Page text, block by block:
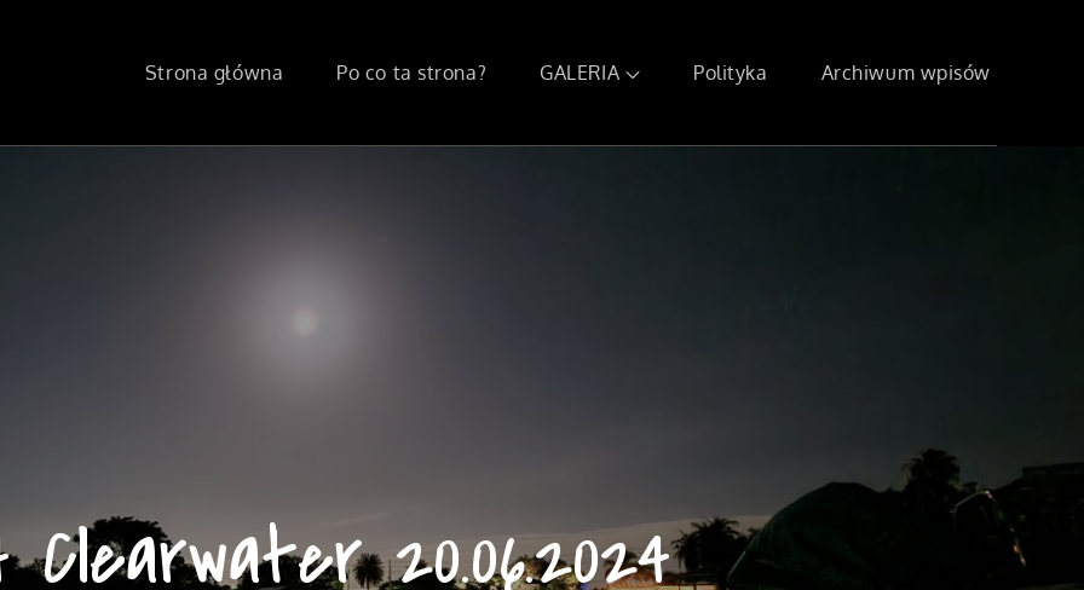
Strona główna Po co ta strona? GALERIA Polityka Archiwum wpisów
Clearwater 20.06.2024